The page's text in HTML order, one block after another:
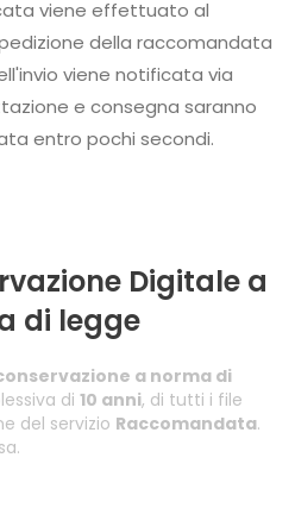
viene effettuato al
viene notificata via
e consegna saranno
disponibili nell'area riservata entro pochi secondi.
Digitale a
di legge
a norma di
di 10 anni, di tutti i file
del servizio Raccomandata.